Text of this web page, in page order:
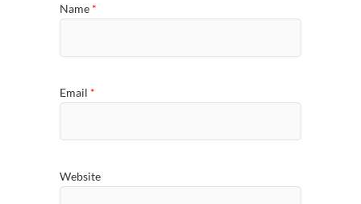
Name *
Email *
Website